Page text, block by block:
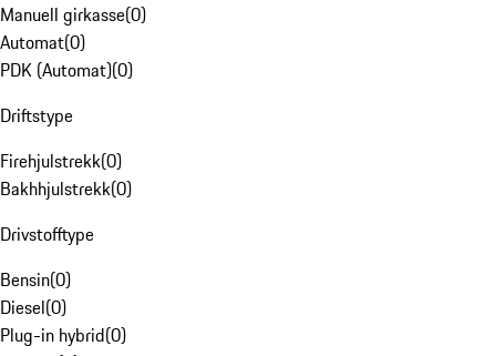
Manuell girkasse(0)
Automat(0)
PDK (Automat)(0)
Driftstype
Firehjulstrekk(0)
Bakhhjulstrekk(0)
Drivstofftype
Bensin(0)
Diesel(0)
Plug-in hybrid(0)